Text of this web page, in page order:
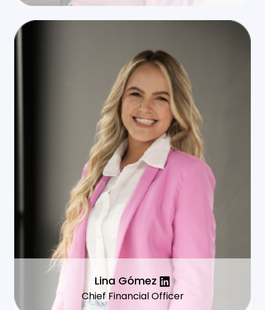
Lina Gómez
Chief Financial Officer